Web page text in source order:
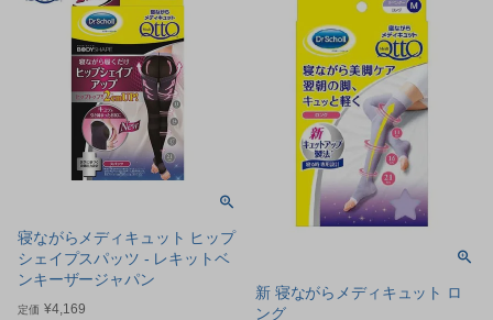
寝ながらメディキュット ヒップ
シェイプスパッツ - レキットベ
ンキーザージャパン
定価 ¥4,169
新 寝ながらメディキュット ロ
ング